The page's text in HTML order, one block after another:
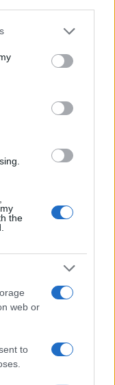
or more Google
You may click to
party tags to
in below Google
the
web or
to